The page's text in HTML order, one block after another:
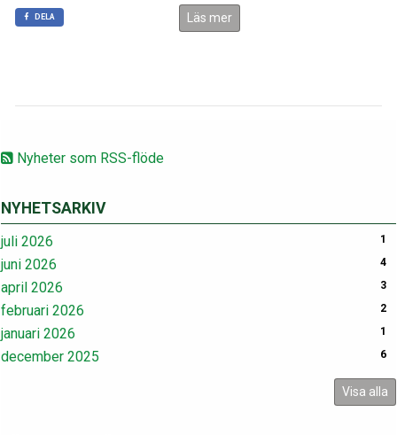
Nyheter som RSS-flöde
NYHETSARKIV
juli 2026 1
juni 2026 4
april 2026 3
februari 2026 2
januari 2026 1
december 2025 6
Visa alla
DELA Läs mer